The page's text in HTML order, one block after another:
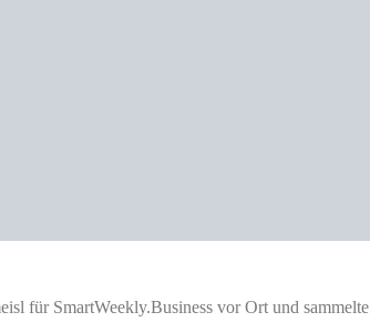
für SmartWeekly.Business vor Ort und sammelte